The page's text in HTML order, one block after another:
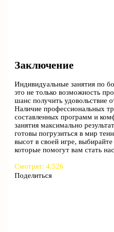
Заключение
Индивидуальные занятия по
это не только возможность
шанс получить удовольствие
Наличие профессиональных
составленных программ и
занятия максимально
готовы погрузиться в мир
высот в своей игре,
которые помогут вам стать
Смотрят: 4,526
Поделиться